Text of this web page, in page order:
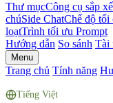
Thư mụcCông cụ sắp
chúSide ChatChế độ tối
loạtTrình tối ưu Prompt
Hướng dẫn So sánh Tài
Menu
Trang chủ Tính năng
Tiếng Việt